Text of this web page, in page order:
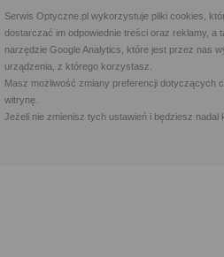
Serwis Optyczne.pl wykorzystuje pliki cookies,
dostarczać im odpowiednie treści oraz reklamy, a
narzędzie Google Analytics, które jest przez nas
urządzenia, z którego korzystasz.
Masz możliwość zmiany preferencji dotyczących
witrynę.
Jeżeli nie zmienisz tych ustawień i będziesz